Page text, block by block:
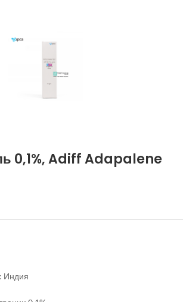
0,1%, Adiff Adapalene
Индия